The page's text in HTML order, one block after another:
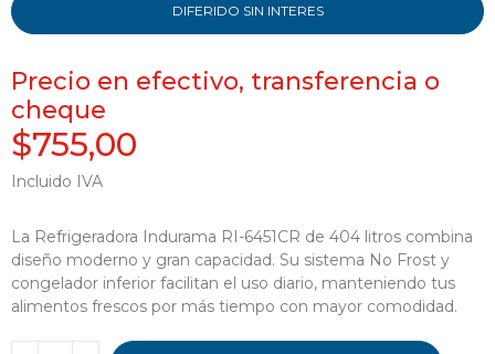
DIFERIDO SIN INTERES
Precio en efectivo, transferencia o
cheque
$755,00
Incluido IVA
La Refrigeradora Indurama RI-6451CR de 404 litros combina
diseño moderno y gran capacidad. Su sistema No Frost y
congelador inferior facilitan el uso diario, manteniendo tus
alimentos frescos por más tiempo con mayor comodidad.